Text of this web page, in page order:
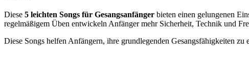
Diese 5 leichten Songs für Gesangsanfänger bieten einen gelungenen
regelmäßigem Üben entwickeln Anfänger mehr Sicherheit, Technik und
Diese Songs helfen Anfängern, ihre grundlegenden Gesangsfähigkeiten